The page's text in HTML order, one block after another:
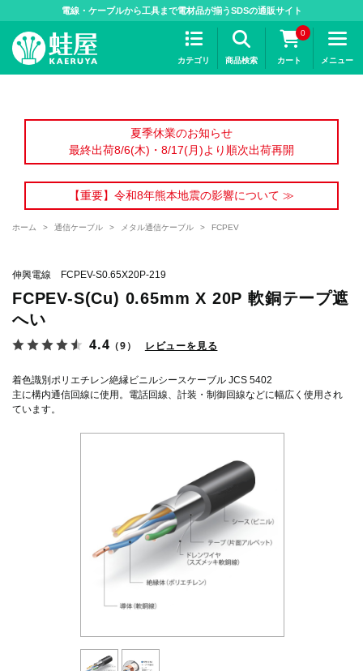
電線・ケーブルから工具まで電材品が揃うSDSの通販サイト
カテゴリ 商品検索
0
カート メニュー
夏季休業のお知らせ
最終出荷8/6(木)・8/17(月)より順次出荷再開
【重要】令和8年熊本地震の影響について ≫
ホーム > 通信ケーブル > メタル通信ケーブル > FCPEV
伸興電線 FCPEV-S0.65X20P-219
FCPEV-S(Cu) 0.65mm X 20P 軟銅テープ遮
へい
4.4 （9） レビューを見る
着色識別ポリエチレン絶縁ビニルシースケーブル JCS 5402
主に構内通信回線に使用。電話回線、計装・制御回線などに幅広く使用され
ています。